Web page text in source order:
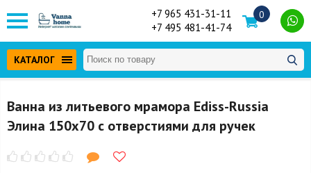
+7 965 431-31-11
+7 495 481-41-74
0
КАТАЛОГ
Ванна из литьевого мрамора Ediss-Russia
Элина 150x70 с отверстиями для ручек